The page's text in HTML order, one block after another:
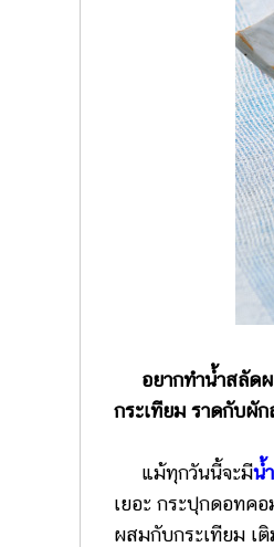
อยากทำน้ำสลัด
กระเทียม ราดกับผั
แม้ทุกวันนี้จะมีน้
เยอะ กระปุกดอทค
ผสมกับกระเทียม เ